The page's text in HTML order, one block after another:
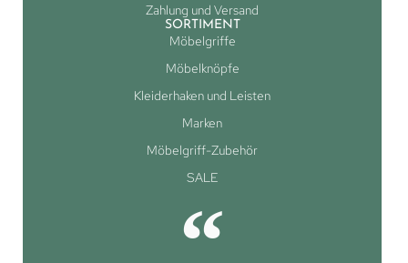
Zahlung und Versand
SORTIMENT
Möbelgriffe
Möbelknöpfe
Kleiderhaken und Leisten
Marken
Möbelgriff-Zubehör
SALE